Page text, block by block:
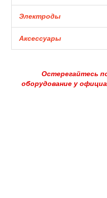
Электроды
Аксессуары
Остерегайтесь
оборудование у